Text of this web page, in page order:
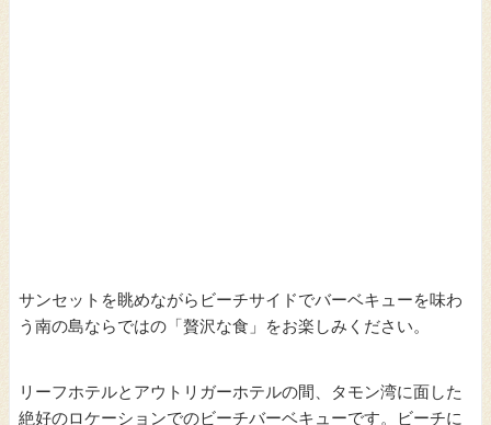
サンセットを眺めながらビーチサイドでバーベキューを味わ
う南の島ならではの「贅沢な食」をお楽しみください。
リーフホテルとアウトリガーホテルの間、タモン湾に面した
絶好のロケーションでのビーチバーベキューです。ビーチに